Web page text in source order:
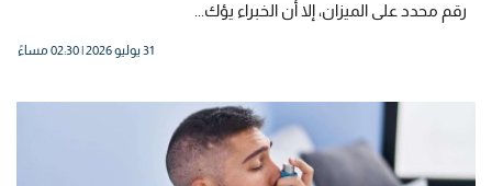
رقم محدد على الميزان، إلا أن الخبراء يؤك...
31 يوليو 2026 | 02:30 مساءً